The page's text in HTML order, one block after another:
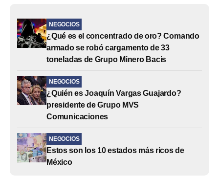
NEGOCIOS
¿Qué es el concentrado de oro? Comando
armado se robó cargamento de 33
toneladas de Grupo Minero Bacis
NEGOCIOS
¿Quién es Joaquín Vargas Guajardo?
presidente de Grupo MVS
Comunicaciones
NEGOCIOS
Estos son los 10 estados más ricos de
México